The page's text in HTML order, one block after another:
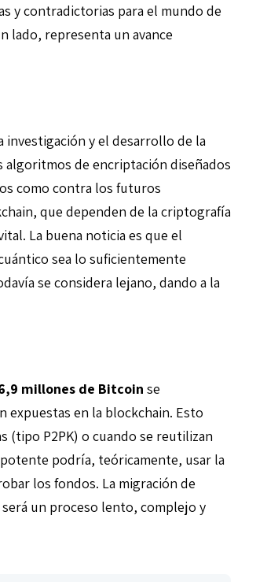
y contradictorias para el mundo de
lado, representa un avance
investigación y el desarrollo de la
algoritmos de encriptación diseñados
como contra los futuros
que dependen de la criptografía
La buena noticia es que el
sea lo suficientemente
se considera lejano, dando a la
millones de Bitcoin se
expuestas en la blockchain. Esto
(tipo P2PK) o cuando se reutilizan
podría, teóricamente, usar la
los fondos. La migración de
un proceso lento, complejo y